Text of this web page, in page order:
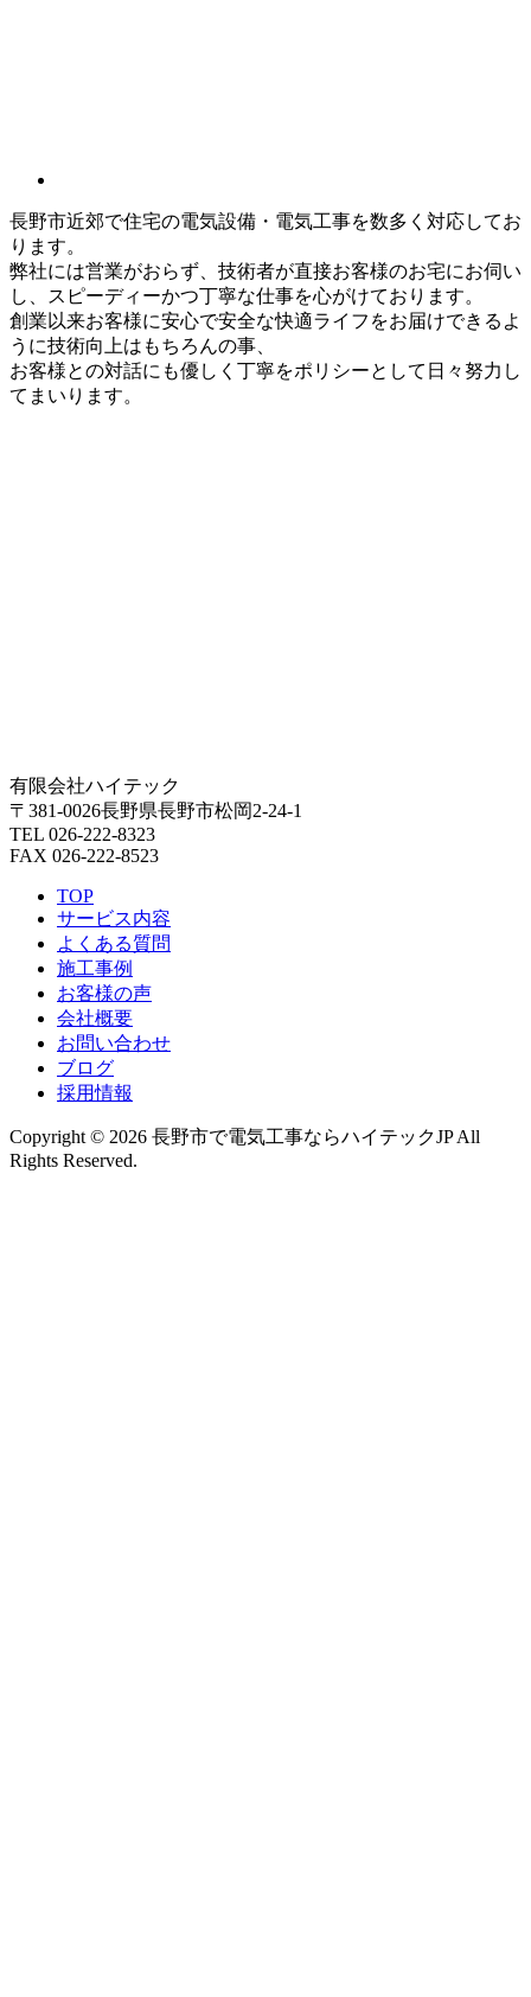
長野市近郊で住宅の電気設備・電気工事を数多く対応してお
ります。
弊社には営業がおらず、技術者が直接お客様のお宅にお伺い
し、スピーディーかつ丁寧な仕事を心がけております。
創業以来お客様に安心で安全な快適ライフをお届けできるよ
うに技術向上はもちろんの事、
お客様との対話にも優しく丁寧をポリシーとして日々努力し
てまいります。
有限会社ハイテック
〒381-0026長野県長野市松岡2-24-1
TEL 026-222-8323
FAX 026-222-8523
TOP
サービス内容
よくある質問
施工事例
お客様の声
会社概要
お問い合わせ
ブログ
採用情報
Copyright © 2026 長野市で電気工事ならハイテックJP All
Rights Reserved.